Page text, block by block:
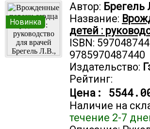
Новинка
Автор: Брегель
Название:
детей :
ISBN:
9785970487440
Издательство:
Рейтинг:
Цена:
Наличие на
течение 2-7